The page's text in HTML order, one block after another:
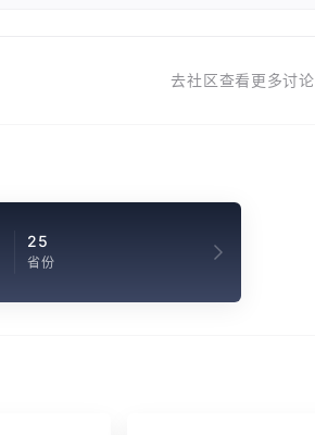
去社区查看更多讨论
25
省份